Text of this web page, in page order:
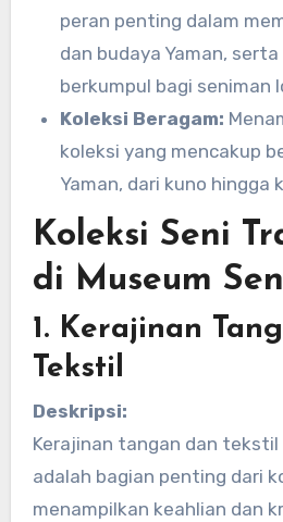
peran penting dalam
dan budaya Yaman,
berkumpul bagi seniman
Koleksi Beragam:
koleksi yang mencakup
Yaman, dari kuno hingga
Koleksi Seni
di Museum
1. Kerajinan
Tekstil
Deskripsi:
Kerajinan tangan dan tekstil
adalah bagian penting dari
menampilkan keahlian dan